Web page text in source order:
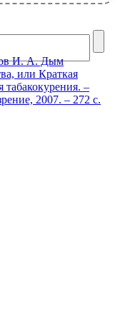
И. А. Дым
или Краткая
табакокурения. –
2007. – 272 с.